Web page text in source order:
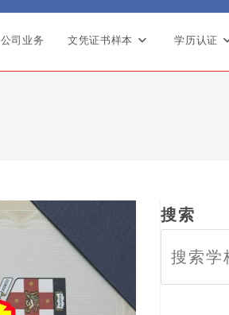
公司业务 文凭证书样本 学历认证
搜索